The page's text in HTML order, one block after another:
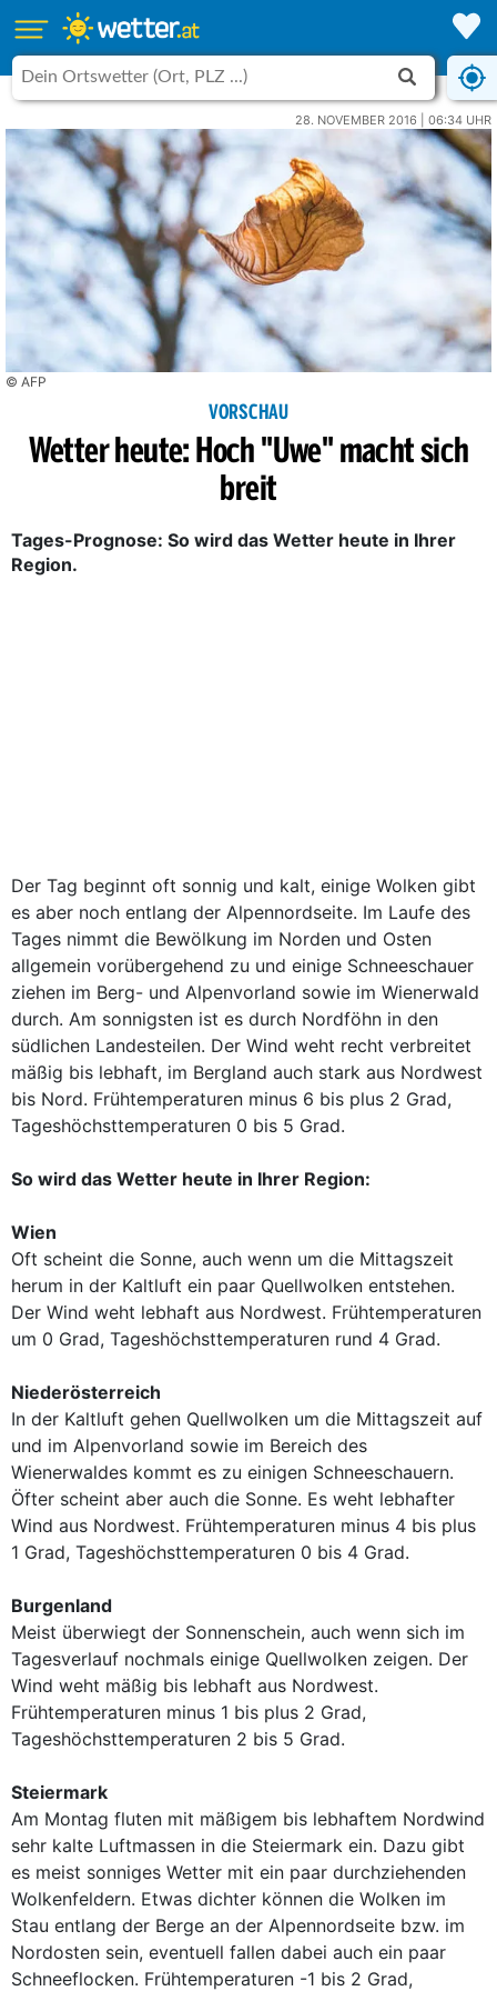
28. NOVEMBER 2016 | 06:34 UHR
© AFP
VORSCHAU
Wetter heute: Hoch "Uwe" macht sich
breit
Tages-Prognose: So wird das Wetter heute in Ihrer
Region.
Der Tag beginnt oft sonnig und kalt, einige Wolken gibt
es aber noch entlang der Alpennordseite. Im Laufe des
Tages nimmt die Bewölkung im Norden und Osten
allgemein vorübergehend zu und einige Schneeschauer
ziehen im Berg- und Alpenvorland sowie im Wienerwald
durch. Am sonnigsten ist es durch Nordföhn in den
südlichen Landesteilen. Der Wind weht recht verbreitet
mäßig bis lebhaft, im Bergland auch stark aus Nordwest
bis Nord. Frühtemperaturen minus 6 bis plus 2 Grad,
Tageshöchsttemperaturen 0 bis 5 Grad.
So wird das Wetter heute in Ihrer Region:
Wien
Oft scheint die Sonne, auch wenn um die Mittagszeit
herum in der Kaltluft ein paar Quellwolken entstehen.
Der Wind weht lebhaft aus Nordwest. Frühtemperaturen
um 0 Grad, Tageshöchsttemperaturen rund 4 Grad.
Niederösterreich
In der Kaltluft gehen Quellwolken um die Mittagszeit auf
und im Alpenvorland sowie im Bereich des
Wienerwaldes kommt es zu einigen Schneeschauern.
Öfter scheint aber auch die Sonne. Es weht lebhafter
Wind aus Nordwest. Frühtemperaturen minus 4 bis plus
1 Grad, Tageshöchsttemperaturen 0 bis 4 Grad.
Burgenland
Meist überwiegt der Sonnenschein, auch wenn sich im
Tagesverlauf nochmals einige Quellwolken zeigen. Der
Wind weht mäßig bis lebhaft aus Nordwest.
Frühtemperaturen minus 1 bis plus 2 Grad,
Tageshöchsttemperaturen 2 bis 5 Grad.
Steiermark
Am Montag fluten mit mäßigem bis lebhaftem Nordwind
sehr kalte Luftmassen in die Steiermark ein. Dazu gibt
es meist sonniges Wetter mit ein paar durchziehenden
Wolkenfeldern. Etwas dichter können die Wolken im
Stau entlang der Berge an der Alpennordseite bzw. im
Nordosten sein, eventuell fallen dabei auch ein paar
Schneeflocken. Frühtemperaturen -1 bis 2 Grad,